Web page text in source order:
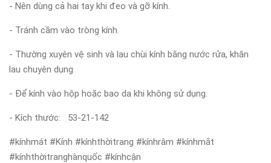
- Nên dùng cả hai tay khi đeo và gỡ kính.
- Tránh cầm vào tròng kính.
- Thường xuyên vệ sinh và lau chùi kính bằng nước rửa, khăn
lau chuyên dụng
- Để kính vào hộp hoặc bao da khi không sử dụng.
- Kích thước: 53-21-142
#kínhmát #Kính #kínhthờitrang #kínhrâm #kínhmắt
#kínhthờitranghànquốc #kínhcận